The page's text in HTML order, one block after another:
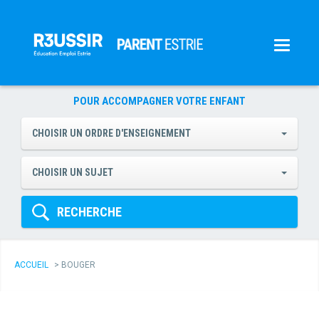
POUR ACCOMPAGNER VOTRE ENFANT
CHOISIR UN ORDRE D'ENSEIGNEMENT
CHOISIR UN SUJET
RECHERCHE
ACCUEIL > BOUGER